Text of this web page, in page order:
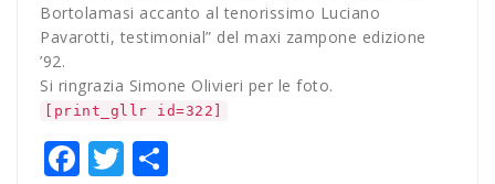
Bortolamasi accanto al tenorissimo Luciano
Pavarotti, testimonial” del maxi zampone edizione
’92.
Si ringrazia Simone Olivieri per le foto.
[print_gllr id=322]
Facebook
Twitter